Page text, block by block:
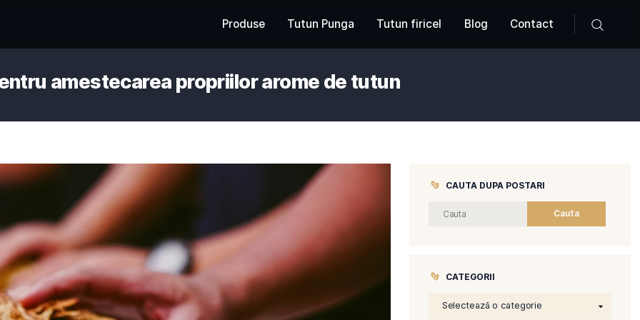
Produse Tutun Punga Tutun firicel Blog
pentru amestecarea propriilor arome de tutun